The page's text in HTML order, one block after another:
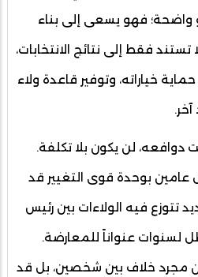
واضحة؛ فهو يسعى إلى بناء
فقط إلى نتائج الانتخابات،
خياراته، وتوفير قاعدة ولاء
دوافعه، لن يكون بلا تكلفة.
عامين بوحدة قوى التغيير قد
فيه الولاءات بين رئيس
لسنوات عنواناً للمعارضة.
مجرد خلاف بين شخصين، بل قد